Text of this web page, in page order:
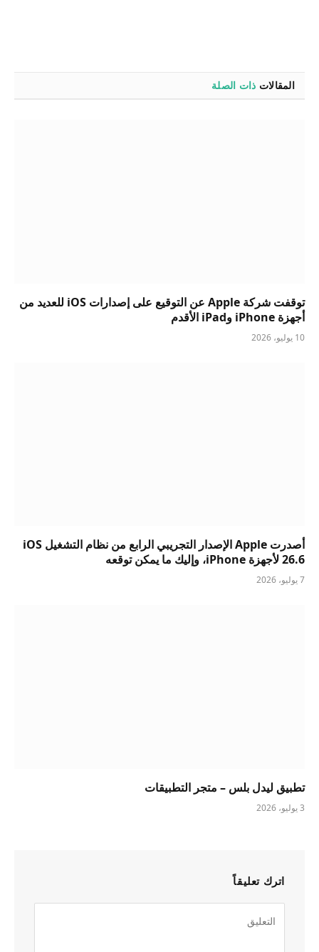
المقالات ذات الصلة
توقفت شركة Apple عن التوقيع على إصدارات iOS للعديد من
أجهزة iPhone وiPad الأقدم
10 يوليو، 2026
أصدرت Apple الإصدار التجريبي الرابع من نظام التشغيل iOS
26.6 لأجهزة iPhone، وإليك ما يمكن توقعه
7 يوليو، 2026
تطبيق ليدل بلس – متجر التطبيقات
3 يوليو، 2026
اترك تعليقاً